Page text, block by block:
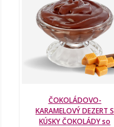
ČOKOLÁDOVO-
KARAMELOVÝ DEZERT S
KÚSKY ČOKOLÁDY so